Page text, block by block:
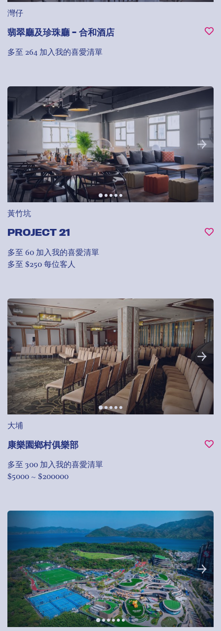
灣仔
翡翠廳及珍珠廳 - 合和酒店
多至 264 加入我的喜愛清單
黃竹坑
PROJECT 21
多至 60 加入我的喜愛清單
多至 $250 每位客人
大埔
康樂園鄉村俱樂部
多至 300 加入我的喜愛清單
$5000 ~ $200000